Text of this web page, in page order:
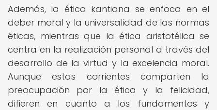
Además, la ética kantiana se enfoca en el
deber moral y la universalidad de las normas
éticas, mientras que la ética aristotélica se
centra en la realización personal a través del
desarrollo de la virtud y la excelencia moral.
Aunque estas corrientes comparten la
preocupación por la ética y la felicidad,
difieren en cuanto a los fundamentos y